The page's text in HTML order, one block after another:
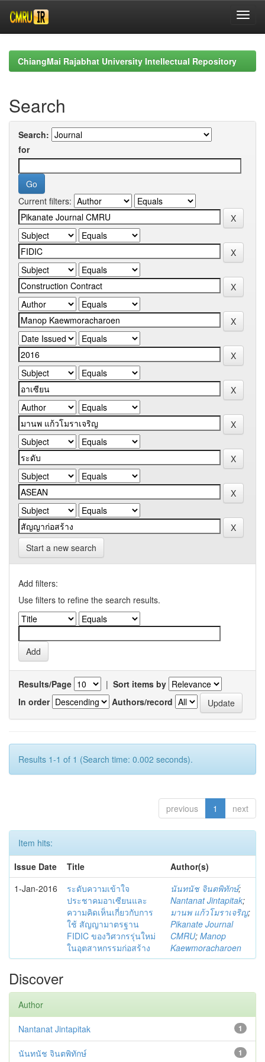
navigationChiangMai Rajabhat University Intellectual Repository
Search
Search:
for
Current filters:
Start a new search
Add filters:
Use filters to refine the search results.
Results/Page | Sort items by
In order
Authors/record
Results 1-1 of 1 (Search time: 0.002 seconds).
previous 1 next
Item hits:
Issue Date
Title
Author(s)
1-Jan-2016
ระดับความเข้าใจ
ประชาคมอาเซียนและ
ความคิดเห็นเกี่ยวกับการ
ใช้ สัญญามาตรฐาน
FIDIC ของวิศวกรรุ่นใหม่
ในอุตสาหกรรมก่อสร้าง
นันทนัช จินตพิทักษ์;
Nantanat Jintapitak;
มานพ แก้วโมราเจริญ;
Pikanate Journal
CMRU; Manop
Kaewmoracharoen
Discover
Author
1
Nantanat Jintapitak
1
นันทนัช จินตพิทักษ์